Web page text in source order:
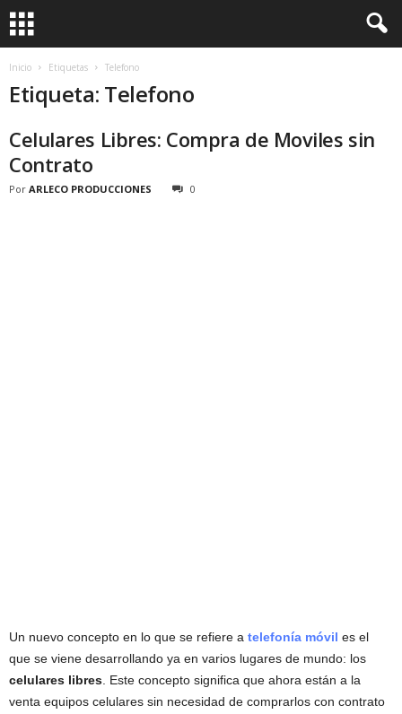
Inicio Etiquetas Telefono
Etiqueta: Telefono
Celulares Libres: Compra de Moviles sin
Contrato
Por ARLECO PRODUCCIONES 0
Un nuevo concepto en lo que se refiere a telefonía móvil es el
que se viene desarrollando ya en varios lugares de mundo: los
celulares libres . Este concepto significa que ahora están a la
venta equipos celulares sin necesidad de comprarlos con contrato